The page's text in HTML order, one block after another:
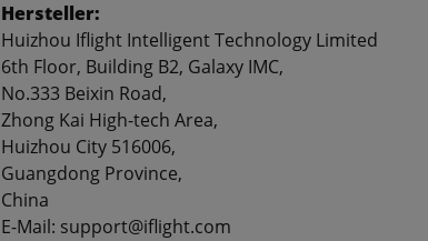
Hersteller:
Huizhou Iflight Intelligent Technology Limited
6th Floor, Building B2, Galaxy IMC,
No.333 Beixin Road,
Zhong Kai High-tech Area,
Huizhou City 516006,
Guangdong Province,
China
E-Mail: support@iflight.com